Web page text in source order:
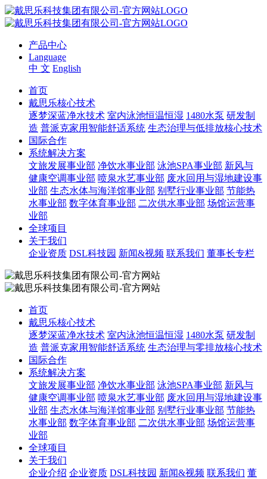
产品中心
Language
中 文 English
首页
戴思乐核心技术
逐梦深蓝净水技术 室内泳池恒温恒湿 1480水泵 研发制
造 普派克家用智能舒适系统 生态治理与低排放核心技术
国际合作
系统解决方案
文旅发展事业部 净饮水事业部 泳池SPA事业部 新风与
健康空调事业部 喷泉水艺事业部 废水回用与湿地建设事
业部 生态水体与海洋馆事业部 别墅行业事业部 节能热
水事业部 数字体育事业部 二次供水事业部 场馆运营事
业部
全球项目
关于我们
企业资质 DSL科技园 新闻&视频 联系我们 董事长专栏
首页
戴思乐核心技术
逐梦深蓝净水技术 室内泳池恒温恒湿 1480水泵 研发制
造 普派克家用智能舒适系统 生态治理与零排放核心技术
国际合作
系统解决方案
文旅发展事业部 净饮水事业部 泳池SPA事业部 新风与
健康空调事业部 喷泉水艺事业部 废水回用与湿地建设事
业部 生态水体与海洋馆事业部 别墅行业事业部 节能热
水事业部 数字体育事业部 二次供水事业部 场馆运营事
业部
全球项目
关于我们
企业介绍 企业资质 DSL科技园 新闻&视频 联系我们 董